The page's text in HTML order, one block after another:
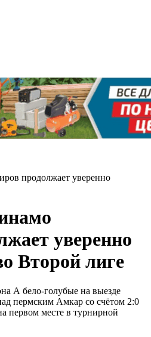
продолжает уверенно
уверенно
Второй лиге
А бело-голубые на выезде
пермским Амкар со счётом 2:0
первом месте в турнирной